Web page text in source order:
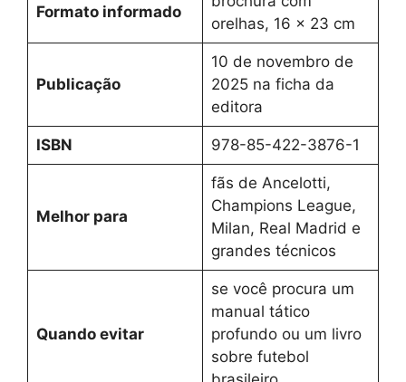
Formato informado
orelhas, 16 x 23 cm
Publicação
10 de novembro de
2025 na ficha da
editora
ISBN 978-85-422-3876-1
Melhor para
fãs de Ancelotti,
Champions League,
Milan, Real Madrid e
grandes técnicos
Quando evitar
se você procura um
manual tático
profundo ou um livro
sobre futebol